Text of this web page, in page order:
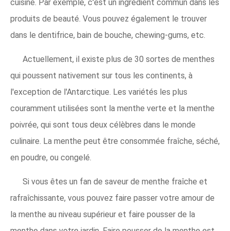
cuisine. Par exemple, c'est un ingrédient commun dans les
produits de beauté. Vous pouvez également le trouver
dans le dentifrice, bain de bouche, chewing-gums, etc.
Actuellement, il existe plus de 30 sortes de menthes
qui poussent nativement sur tous les continents, à
l'exception de l'Antarctique. Les variétés les plus
couramment utilisées sont la menthe verte et la menthe
poivrée, qui sont tous deux célèbres dans le monde
culinaire. La menthe peut être consommée fraîche, séché,
en poudre, ou congelé.
Si vous êtes un fan de saveur de menthe fraîche et
rafraîchissante, vous pouvez faire passer votre amour de
la menthe au niveau supérieur et faire pousser de la